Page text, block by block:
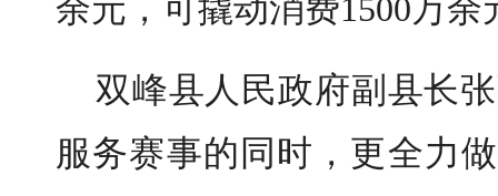
余元，可撬动消费1500万余
双峰县人民政府副县长
服务赛事的同时，更全力